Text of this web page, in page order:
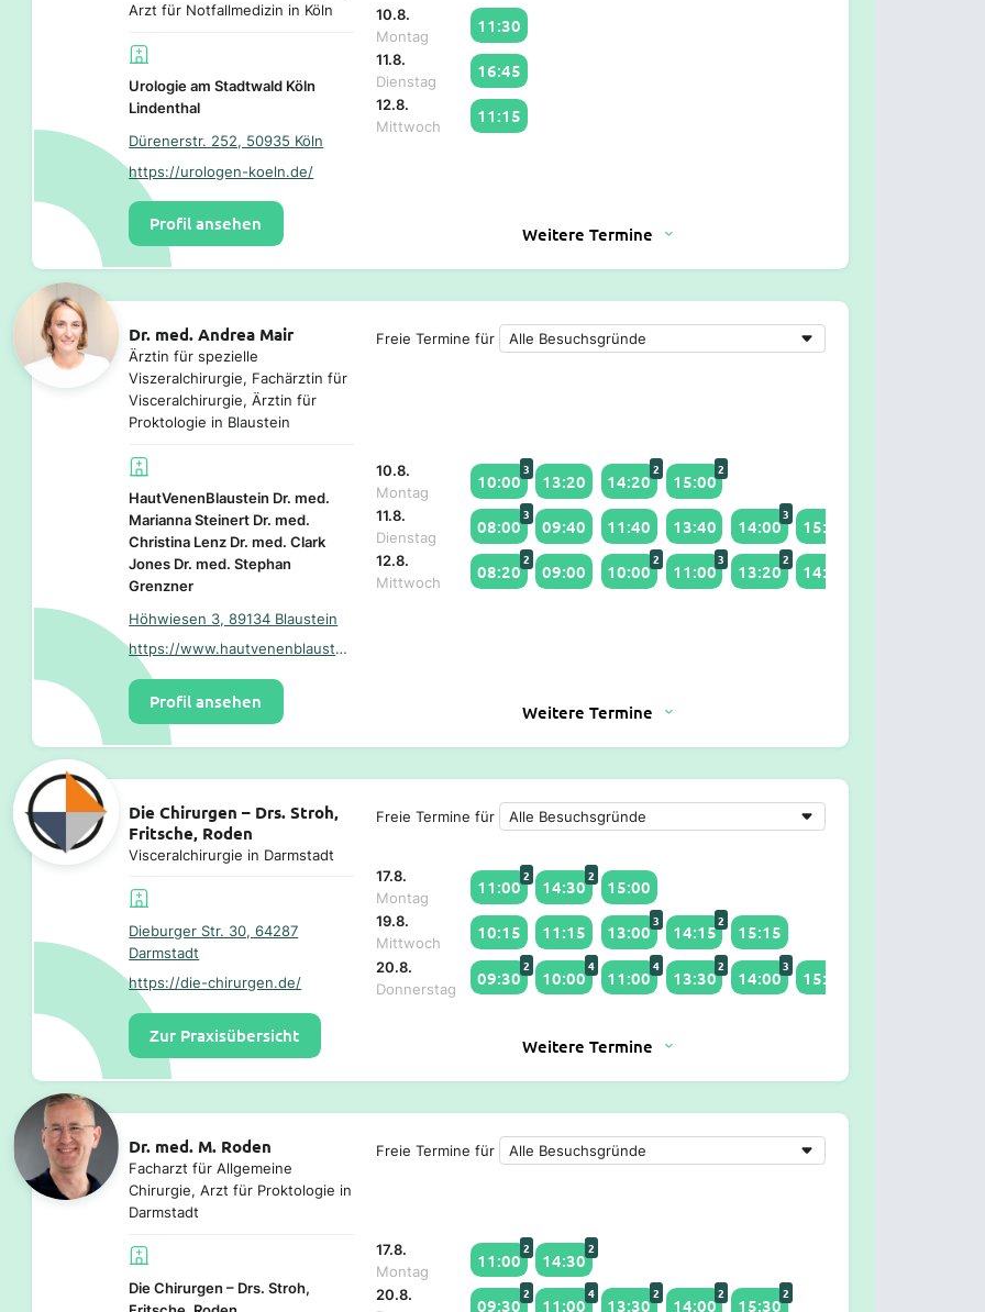
Arzt für Notfallmedizin in Köln
Urologie am Stadtwald Köln
Lindenthal
Dürenerstr. 252, 50935 Köln
https://urologen-koeln.de/
Profil ansehen
10.8.
Montag
11:30
11.8.
Dienstag
16:45
12.8.
Mittwoch
11:15
Weitere Termine
Dr. med. Andrea Mair
Ärztin für spezielle
Viszeralchirurgie, Fachärztin für
Visceralchirurgie, Ärztin für
Proktologie in Blaustein
HautVenenBlaustein Dr. med.
Marianna Steinert Dr. med.
Christina Lenz Dr. med. Clark
Jones Dr. med. Stephan
Grenzner
Höhwiesen 3, 89134 Blaustein
https://www.hautvenenblaustein.de/
Profil ansehen
Freie Termine für
10.8.
Montag
10:00
3
13:20 14:20
2
15:00
2
11.8.
Dienstag
08:00
3
09:40 11:40 13:40 14:00
3
15:20
12.8.
Mittwoch
08:20
2
09:00 10:00
2
11:00
3
13:20
2
14:00
Weitere Termine
Die Chirurgen – Drs. Stroh,
Fritsche, Roden
Visceralchirurgie in Darmstadt
Dieburger Str. 30, 64287
Darmstadt
https://die-chirurgen.de/
Zur Praxisübersicht
Freie Termine für
17.8.
Montag
11:00
2
14:30
2
15:00
19.8.
Mittwoch
10:15 11:15 13:00
3
14:15
2
15:15
20.8.
Donnerstag
09:30
2
10:00
4
11:00
4
13:30
2
14:00
3
15:30
Weitere Termine
Dr. med. M. Roden
Facharzt für Allgemeine
Chirurgie, Arzt für Proktologie in
Darmstadt
Die Chirurgen – Drs. Stroh,
Freie Termine für
17.8.
Montag
11:00
2
14:30
2
20.8.
09:30
2
11:00
4
13:30
2
14:00
2
15:30
2